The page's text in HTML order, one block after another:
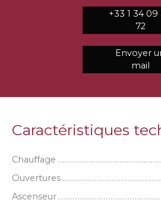
+33 1 34 09
72
Envoyer
mail
Caractéristiques
Chauffage
Ouvertures
Ascenseur